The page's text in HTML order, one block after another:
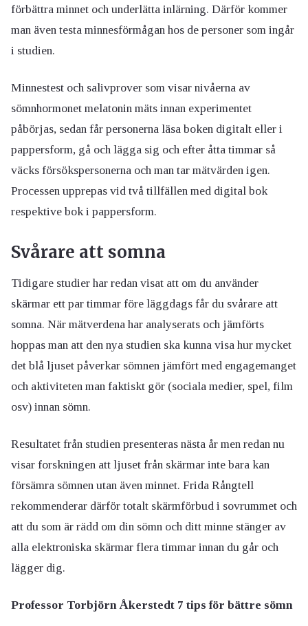
förbättra minnet och underlätta inlärning. Därför kommer
man även testa minnesförmågan hos de personer som ingår
i studien.
Minnestest och salivprover som visar nivåerna av
sömnhormonet melatonin mäts innan experimentet
påbörjas, sedan får personerna läsa boken digitalt eller i
pappersform, gå och lägga sig och efter åtta timmar så
väcks försökspersonerna och man tar mätvärden igen.
Processen upprepas vid två tillfällen med digital bok
respektive bok i pappersform.
Svårare att somna
Tidigare studier har redan visat att om du använder
skärmar ett par timmar före läggdags får du svårare att
somna. När mätverdena har analyserats och jämförts
hoppas man att den nya studien ska kunna visa hur mycket
det blå ljuset påverkar sömnen jämfört med engagemanget
och aktiviteten man faktiskt gör (sociala medier, spel, film
osv) innan sömn.
Resultatet från studien presenteras nästa år men redan nu
visar forskningen att ljuset från skärmar inte bara kan
försämra sömnen utan även minnet. Frida Rångtell
rekommenderar därför totalt skärmförbud i sovrummet och
att du som är rädd om din sömn och ditt minne stänger av
alla elektroniska skärmar flera timmar innan du går och
lägger dig.
Professor Torbjörn Åkerstedt 7 tips för bättre sömn